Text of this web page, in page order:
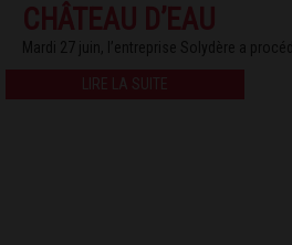
CHÂTEAU D’EAU
Mardi 27 juin, l’entreprise Solydère a
LIRE LA SUITE